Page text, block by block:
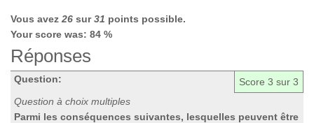
Vous avez 26 sur31 points possible.
Your score was: 84 %
Réponses
Score 3 sur 3
Question:
Question à choix multiples
Parmi les conséquences suivantes, lesquelles peuvent être